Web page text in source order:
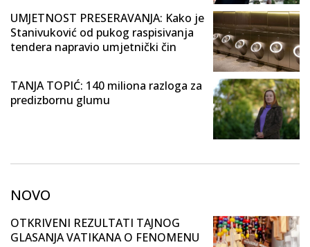
UMJETNOST PRESERAVANJA: Kako je
Stanivuković od pukog raspisivanja
tendera napravio umjetnički čin
TANJA TOPIĆ: 140 miliona razloga za
predizbornu glumu
NOVO
OTKRIVENI REZULTATI TAJNOG
GLASANJA VATIKANA O FENOMENU